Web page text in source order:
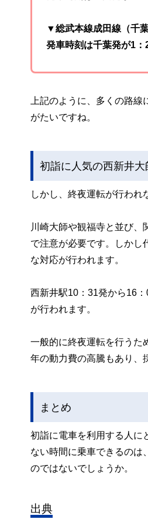
▼総武本線成田線（千葉
発車時刻は千葉発が1：
上記のように、多くの路
がたいですね。
初詣に人気の西新井
しかし、終夜運転が行われ
川崎大師や観福寺と並び
で注意が必要です。しかし
な対応が行われます。
西新井駅10：31発から16
が行われます。
一般的に終夜運転を行うた
年の動力費の高騰もあり、
まとめ
初詣に電車を利用する人に
ない時間に乗車できるのは
のではないでしょうか。
出典